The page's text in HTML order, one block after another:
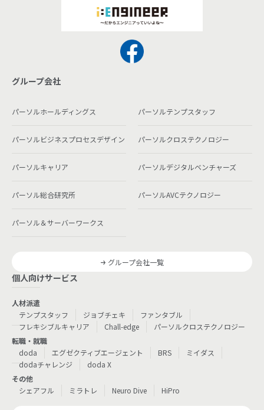
グループ会社
パーソルホールディングス パーソルテンプスタッフ
パーソルビジネスプロセスデザイン パーソルクロステクノロジー
パーソルキャリア パーソルデジタルベンチャーズ
パーソル総合研究所 パーソルAVCテクノロジー
パーソル＆サーバーワークス
グループ会社一覧
個人向けサービス
人材派遣
テンプスタッフ
ジョブチェキ
ファンタブル
フレキシブルキャリア
Chall-edge
パーソルクロステクノロジー
転職・就職
doda
エグゼクティブエージェント BRS
ミイダス
dodaチャレンジ
doda X
その他
シェアフル
ミラトレ Neuro Dive HiPro